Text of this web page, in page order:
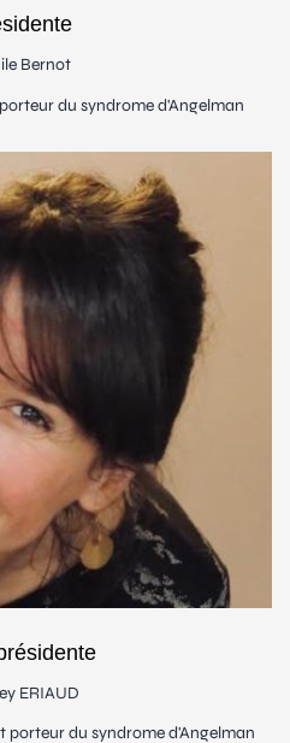
Bernot
du syndrome d'Angelman
ERIAUD
porteur du syndrome d'Angelman